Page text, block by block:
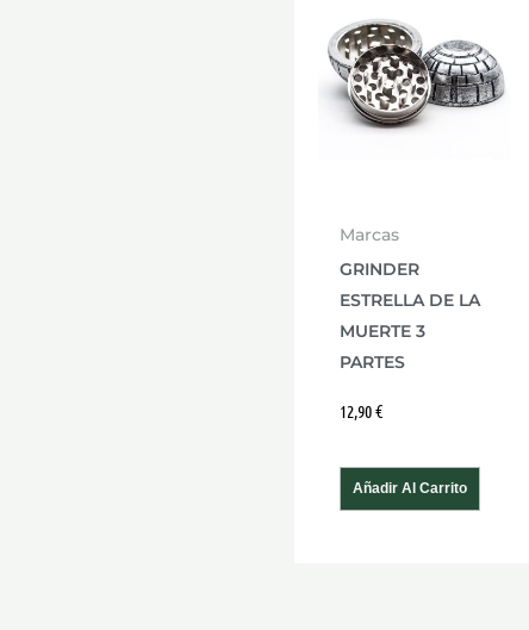
Marcas
GRINDER
ESTRELLA DE LA
MUERTE 3
PARTES
12,90€
Añadir Al Carrito